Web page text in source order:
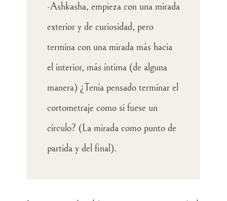
-Ashkasha, empieza con una mirada
exterior y de curiosidad, pero
termina con una mirada más hacia
el interior, más íntima (de alguna
manera) ¿Tenía pensado terminar el
cortometraje como si fuese un
círculo? (La mirada como punto de
partida y del final).